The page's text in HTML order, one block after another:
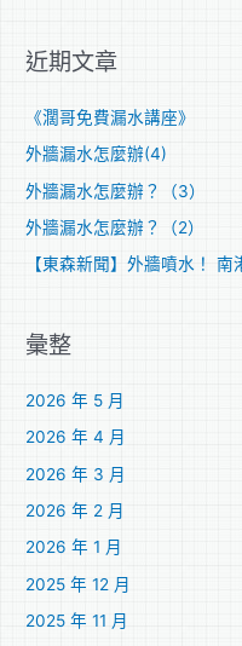
鍵
近期文章
《濶哥免費漏水講座》
外牆漏水怎麼辦(4)
外牆漏水怎麼辦？（3）
外牆漏水怎麼辦？（2）
【東森新聞】外牆噴水！
彙整
2026 年 5 月
2026 年 4 月
2026 年 3 月
2026 年 2 月
2026 年 1 月
2025 年 12 月
2025 年 11 月